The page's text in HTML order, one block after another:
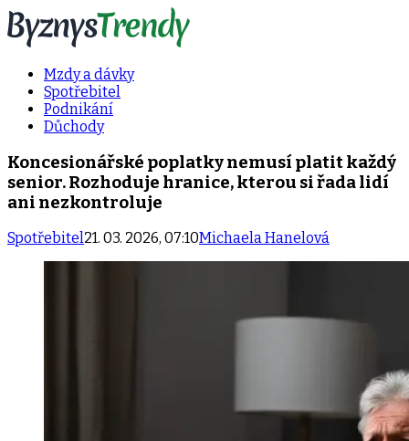
Mzdy a dávky
Spotřebitel
Podnikání
Důchody
Koncesionářské poplatky nemusí platit každý
senior. Rozhoduje hranice, kterou si řada lidí
ani nezkontroluje
Spotřebitel21. 03. 2026, 07:10Michaela Hanelová